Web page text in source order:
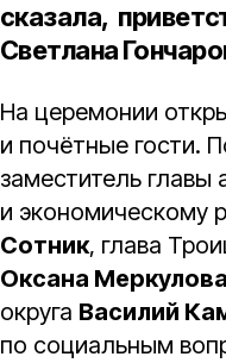
сказала,
Светлана
На церемонии
и почётные гости.
заместитель
и экономическому
Сотник, глава
Оксана Меркулова
округа Василий
по социальным